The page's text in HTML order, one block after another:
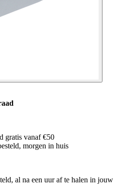
gratis vanaf €50
morgen in huis
al na een uur af te halen in jouw